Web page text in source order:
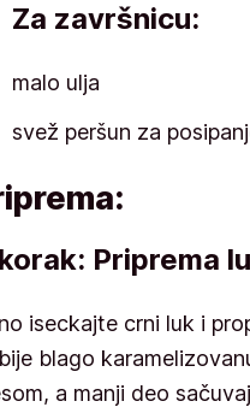
Za završnicu:
malo ulja
svež peršun za
Priprema
iseckajte crni luk i
blago
a manji deo